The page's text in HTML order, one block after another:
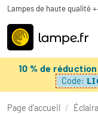
Lampes de haute qualité
10 % de réduction
Code:
Page d’accueil /